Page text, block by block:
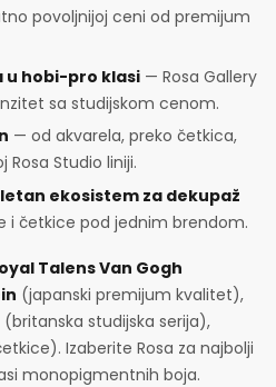
povoljnijoj ceni od premijum
u hobi-pro klasi — Rosa Gallery
sa studijskom cenom.
— od akvarela, preko četkica,
Studio liniji.
ekosistem za dekupaž
i četkice pod jednim brendom.
Talens Van Gogh
(japanski premijum kvalitet),
(britanska studijska serija),
Izaberite Rosa za najbolji
monopigmentnih boja.